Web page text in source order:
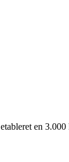
etableret en